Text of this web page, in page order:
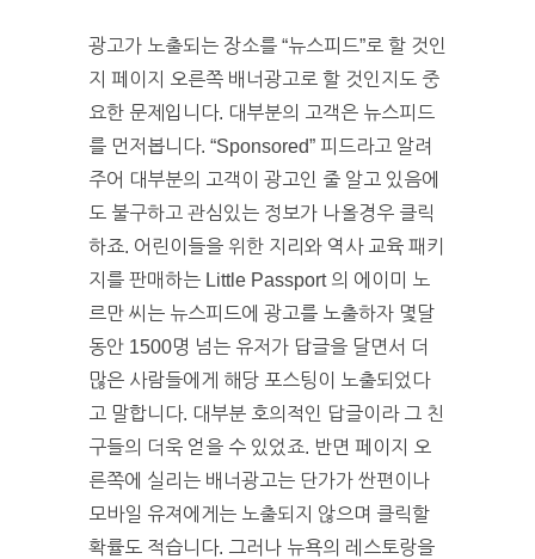
광고가 노출되는 장소를 “뉴스피드”로 할 것인
지 페이지 오른쪽 배너광고로 할 것인지도 중
요한 문제입니다. 대부분의 고객은 뉴스피드
를 먼저봅니다. “Sponsored” 피드라고 알려
주어 대부분의 고객이 광고인 줄 알고 있음에
도 불구하고 관심있는 정보가 나올경우 클릭
하죠. 어린이들을 위한 지리와 역사 교육 패키
지를 판매하는 Little Passport 의 에이미 노
르만 씨는 뉴스피드에 광고를 노출하자 몇달
동안 1500명 넘는 유저가 답글을 달면서 더
많은 사람들에게 해당 포스팅이 노출되었다
고 말합니다. 대부분 호의적인 답글이라 그 친
구들의 더욱 얻을 수 있었죠. 반면 페이지 오
른쪽에 실리는 배너광고는 단가가 싼편이나
모바일 유져에게는 노출되지 않으며 클릭할
확률도 적습니다. 그러나 뉴욕의 레스토랑을